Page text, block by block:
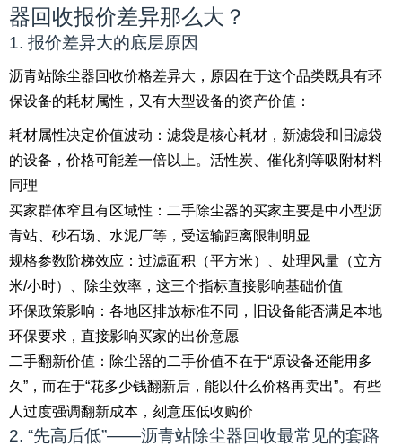
器回收报价差异那么大？
1. 报价差异大的底层原因
沥青站除尘器回收价格差异大，原因在于这个品类既具有环
保设备的耗材属性，又有大型设备的资产价值：
耗材属性决定价值波动：滤袋是核心耗材，新滤袋和旧滤袋
的设备，价格可能差一倍以上。活性炭、催化剂等吸附材料
同理
买家群体窄且有区域性：二手除尘器的买家主要是中小型沥
青站、砂石场、水泥厂等，受运输距离限制明显
规格参数阶梯效应：过滤面积（平方米）、处理风量（立方
米/小时）、除尘效率，这三个指标直接影响基础价值
环保政策影响：各地区排放标准不同，旧设备能否满足本地
环保要求，直接影响买家的出价意愿
二手翻新价值：除尘器的二手价值不在于“原设备还能用多
久”，而在于“花多少钱翻新后，能以什么价格再卖出”。有些
人过度强调翻新成本，刻意压低收购价
2. “先高后低”——沥青站除尘器回收最常见的套路